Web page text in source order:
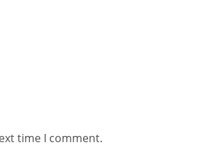
time I comment.